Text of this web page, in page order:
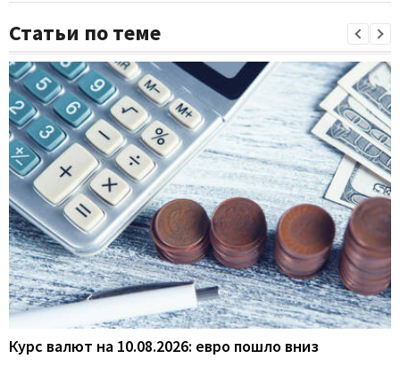
Статьи по теме
Курс валют на 10.08.2026: евро пошло вниз